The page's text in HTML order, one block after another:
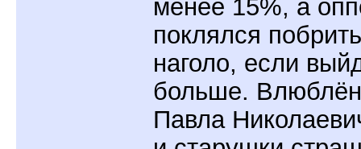
менее 15%, а
поклялся
наголо, если
больше.
Павла